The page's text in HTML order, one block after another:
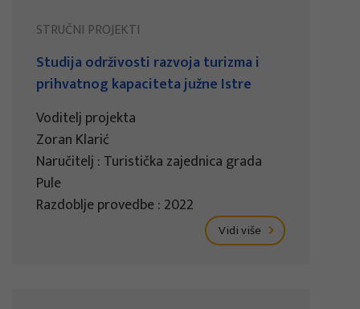
STRUČNI PROJEKTI
Studija održivosti razvoja turizma i
prihvatnog kapaciteta južne Istre
Voditelj projekta
Zoran Klarić
Naručitelj : Turistička zajednica grada
Pule
Razdoblje provedbe : 2022
Vidi više